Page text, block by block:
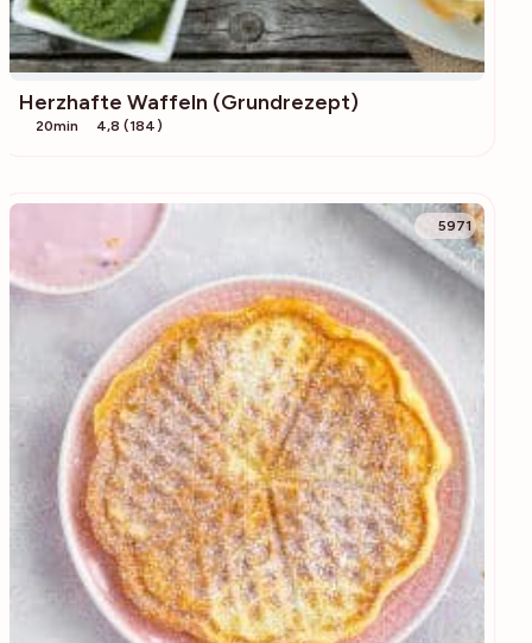
Herzhafte Waffeln (Grundrezept)
20min 4,8 (184)
5971